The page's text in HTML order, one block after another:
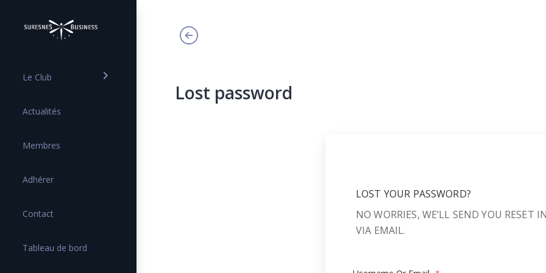
Le Club
Actualités
Membres
Adhérer
Contact
Tableau de bord
Lost password
LOST YOUR PASSWORD?
NO WORRIES, WE’LL SEND YOU RESET
VIA EMAIL.